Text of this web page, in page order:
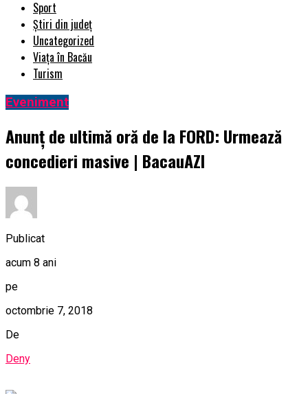
Sport
Știri din județ
Uncategorized
Viața în Bacău
Turism
Eveniment
Anunț de ultimă oră de la FORD: Urmează
concedieri masive | BacauAZI
Publicat
acum 8 ani
pe
octombrie 7, 2018
De
Deny